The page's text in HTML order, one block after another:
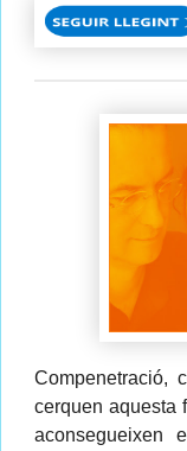
Compenetració,
cerquen aquesta
aconsegueixen